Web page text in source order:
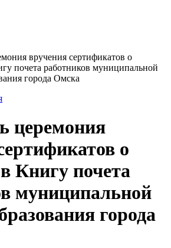
вручения сертификатов о
почета работников муниципальной
города Омска
церемония
о
Книгу почета
муниципальной
города